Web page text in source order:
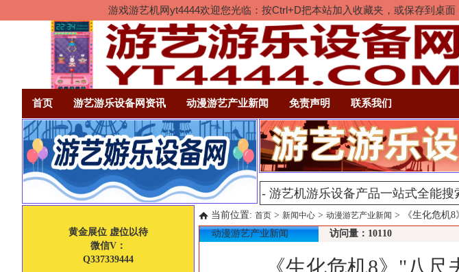
游戏游艺机网yt4444欢迎您光临：按Ctrl+D把本站加入收藏夹，或保存到桌
首页 游艺游乐设备网资讯 动漫游艺产业新闻 免责声明 联系我们
黄金展位 虚位以待
微信V：
Q337339444
当前位置: 首页 > 新闻中心 > 动漫游艺产业新闻 > 《生化危机
动漫游艺产业新闻
访问量：10110
《生化危机8》"八